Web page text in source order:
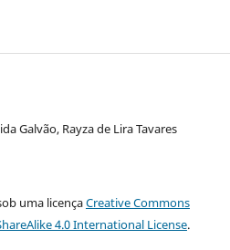
Galvão, Rayza de Lira Tavares
uma licençaCreative Commons
4.0 International License.